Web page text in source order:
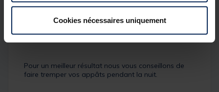
Cookies nécessaires uniquement
sauce pour pellets Madcat spécialement conçue
vous obtenez, ou vous aider à déclencher une
touche lorsque la pêche est difficile.
Pour un meilleur résultat nous vous conseillons de
faire tremper vos appâts pendant la nuit.